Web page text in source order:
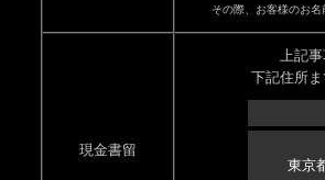
その際、お客様のお
現金書留
上記
下記住所
東京